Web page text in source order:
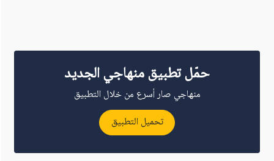
حمّل تطبيق منهاجي الجديد
منهاجي صار أسرع من خلال التطبيق
تحميل التطبيق